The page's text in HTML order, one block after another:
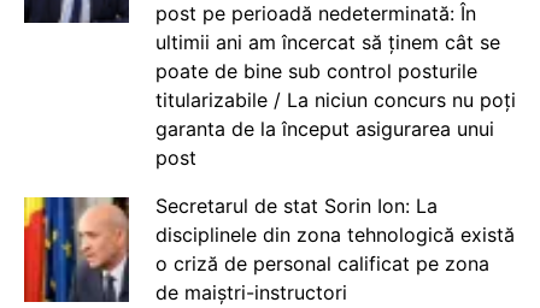
post pe perioadă nedeterminată: În
ultimii ani am încercat să ținem cât se
poate de bine sub control posturile
titularizabile / La niciun concurs nu poți
garanta de la început asigurarea unui
post
Secretarul de stat Sorin Ion: La
disciplinele din zona tehnologică există
o criză de personal calificat pe zona
de maiștri-instructori